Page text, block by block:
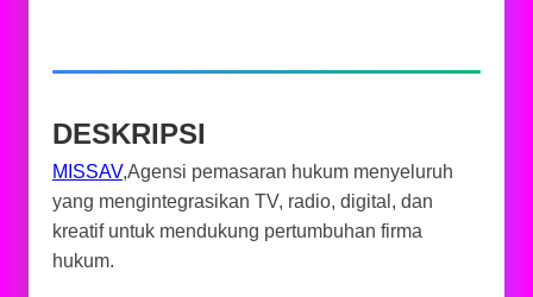
DESKRIPSI
MISSAV,Agensi pemasaran hukum menyeluruh
yang mengintegrasikan TV, radio, digital, dan
kreatif untuk mendukung pertumbuhan firma
hukum.